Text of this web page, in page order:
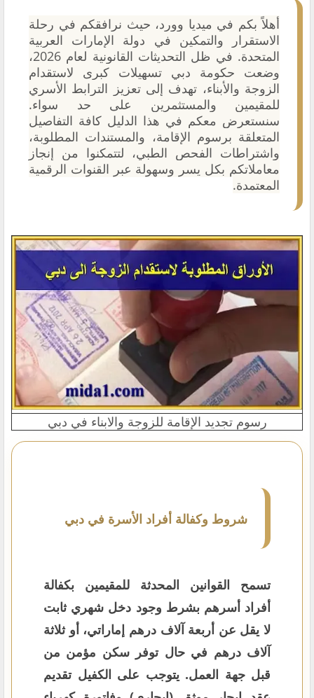
أهلاً بكم في ميديا وورد، حيث نرافقكم في رحلة
الاستقرار والتمكين في دولة الإمارات العربية
المتحدة. في ظل التحديثات القانونية لعام 2026،
وضعت حكومة دبي تسهيلات كبرى لاستقدام
الزوجة والأبناء، تهدف إلى تعزيز الترابط الأسري
للمقيمين والمستثمرين على حد سواء.
سنستعرض معكم في هذا الدليل كافة التفاصيل
المتعلقة برسوم الإقامة، والمستندات المطلوبة،
واشتراطات الفحص الطبي، لتتمكنوا من إنجاز
معاملاتكم بكل يسر وسهولة عبر القنوات الرقمية
المعتمدة.
رسوم تجديد الإقامة للزوجة والابناء في دبي
شروط وكفالة أفراد الأسرة في دبي
تسمح القوانين المحدثة للمقيمين بكفالة
أفراد أسرهم بشرط وجود دخل شهري ثابت
لا يقل عن أربعة آلاف درهم إماراتي، أو ثلاثة
آلاف درهم في حال توفر سكن مؤمن من
قبل جهة العمل. يتوجب على الكفيل تقديم